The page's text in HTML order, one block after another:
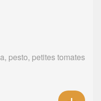
pesto, petites tomates